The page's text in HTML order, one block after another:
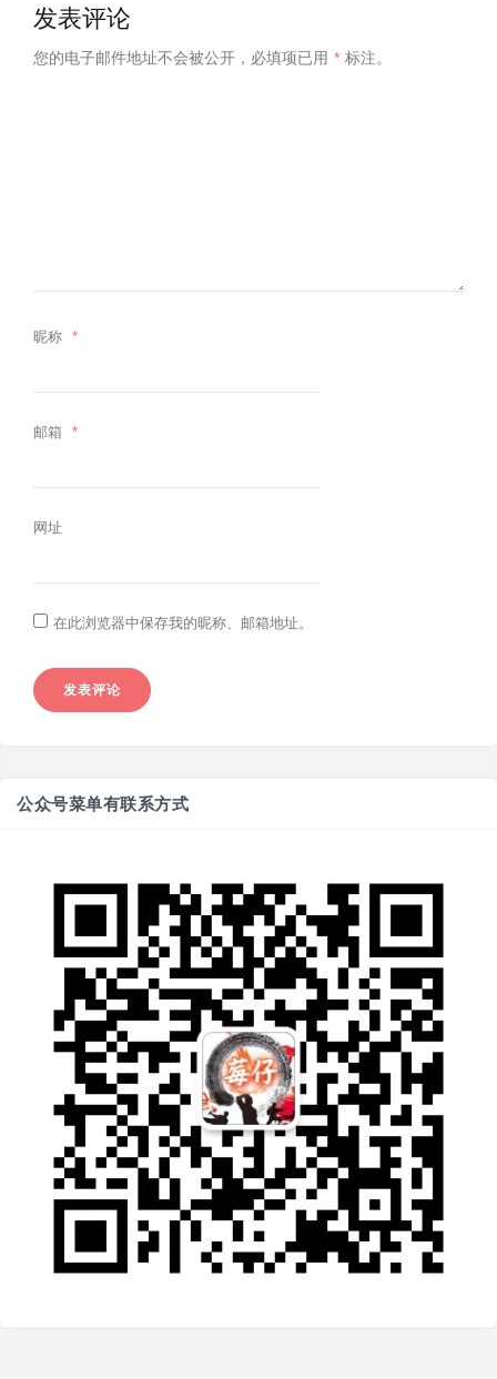
发表评论
您的电子邮件地址不会被公开， 必填项已用 * 标注。
昵称 *
邮箱 *
网址
在此浏览器中保存我的昵称、邮箱地址。
公众号菜单有联系方式